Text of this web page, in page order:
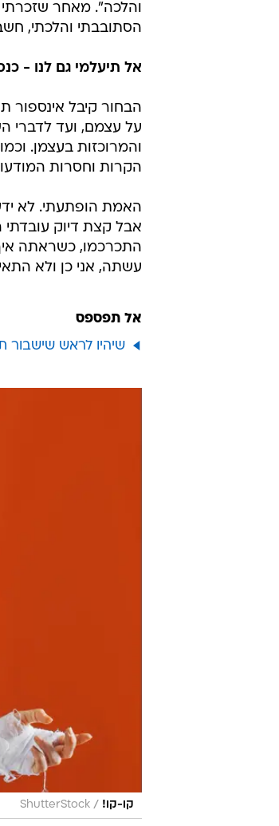
והלכה". מאחר שזכרתי
הסתובבתי והלכתי,
אל תיעלמי גם לנו -
הבחור קיבל אינספור
על עצמם, ועד לדברי
והמרוכזות בעצמן.
הקרות וחסרות
האמת הופתעתי. לא
אבל קצת דיוק
התכרכמו, כשראתה
עשתה, אני כן ולא
אל תפספס
שיהיו לראש שישבור תקרות
קו-קו! /
ShutterStock